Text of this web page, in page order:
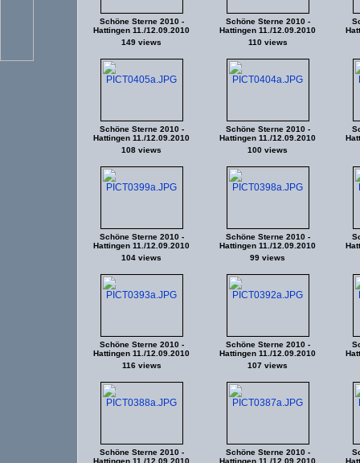
Schöne Sterne 2010 -
Hattingen 11./12.09.2010
149 views
Schöne Sterne 2010 -
Hattingen 11./12.09.2010
110 views
Schöne Sterne 2010 -
Hattingen 11./12.09.2010
108 views
Schöne Sterne 2010 -
Hattingen 11./12.09.2010
100 views
Schöne Sterne 2010 -
Hattingen 11./12.09.2010
104 views
Schöne Sterne 2010 -
Hattingen 11./12.09.2010
99 views
Schöne Sterne 2010 -
Hattingen 11./12.09.2010
116 views
Schöne Sterne 2010 -
Hattingen 11./12.09.2010
107 views
Schöne Sterne 2010 -
Hattingen 11./12.09.2010
Schöne Sterne 2010 -
Hattingen 11./12.09.2010